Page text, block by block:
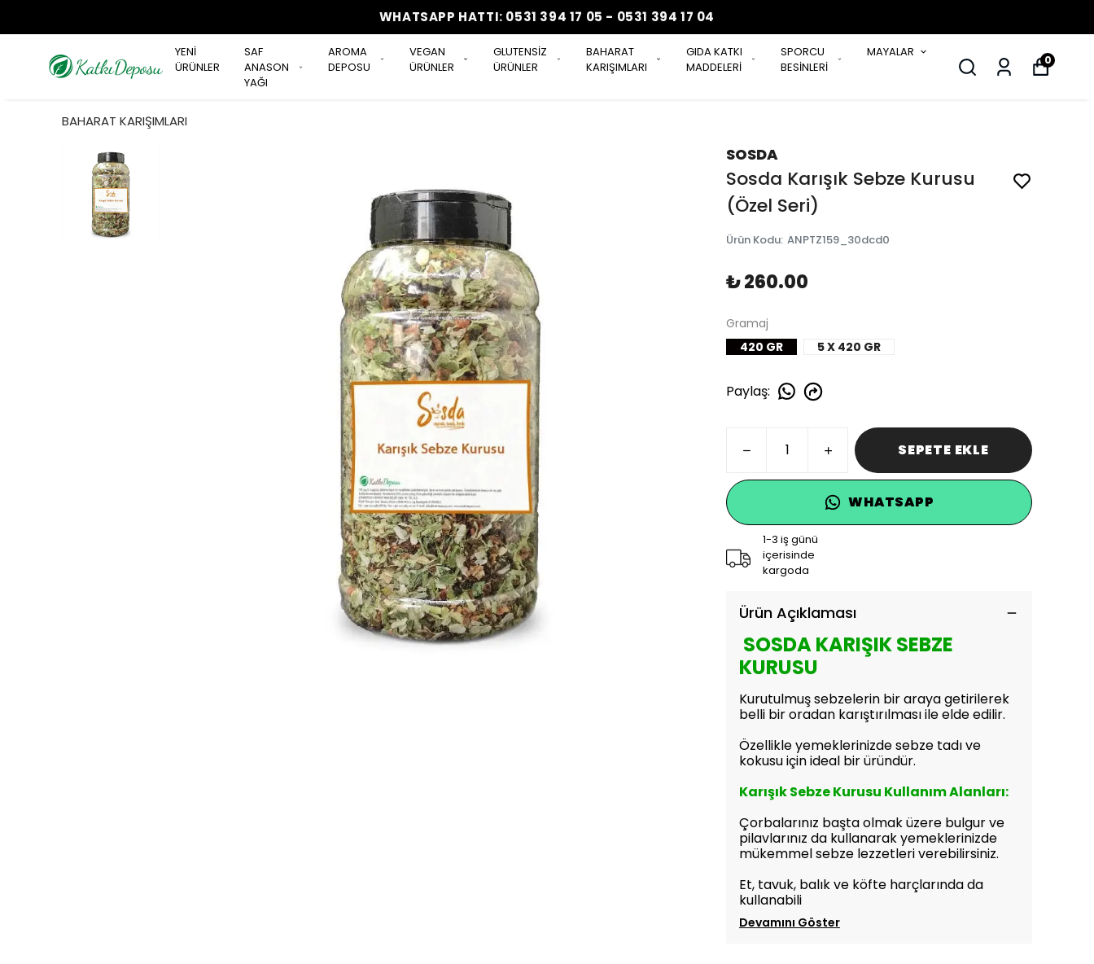
WHATSAPP HATTI: 0531 394 17 05 - 0531 394 17 04
YENİ
ÜRÜNLER
SAF
ANASON
YAĞI
AROMA
DEPOSU
VEGAN
ÜRÜNLER
GLUTENSİZ
ÜRÜNLER
BAHARAT
KARIŞIMLARI
GIDA KATKI
MADDELERİ
SPORCU
BESİNLERİ
MAYALAR
0
BAHARAT KARIŞIMLARI
SOSDA
Sosda Karışık Sebze Kurusu
(Özel Seri)
Ürün Kodu: ANPTZ159_30dcd0
₺ 260.00
Gramaj
420 GR
5 X 420 GR
Paylaş:
SEPETE EKLE
WHATSAPP
1-3 iş günü
içerisinde
kargoda
Ürün Açıklaması
SOSDA KARIŞIK SEBZE
KURUSU
Kurutulmuş sebzelerin bir araya getirilerek
belli bir oradan karıştırılması ile elde edilir.
Özellikle yemeklerinizde sebze tadı ve
kokusu için ideal bir üründür.
Karışık Sebze Kurusu Kullanım Alanları:
Çorbalarınız başta olmak üzere bulgur ve
pilavlarınız da kullanarak yemeklerinizde
mükemmel sebze lezzetleri verebilirsiniz.
Et, tavuk, balık ve köfte harçlarında da
kullanabili
Devamını Göster